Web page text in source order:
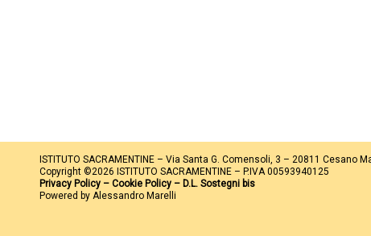
ISTITUTO SACRAMENTINE – Via Santa G. Comensoli, 3 – 20811 Cesano
Copyright ©2026 ISTITUTO SACRAMENTINE – P.IVA 00593940125
Privacy Policy– Cookie Policy– D.L. Sostegni bis
Powered by Alessandro Marelli